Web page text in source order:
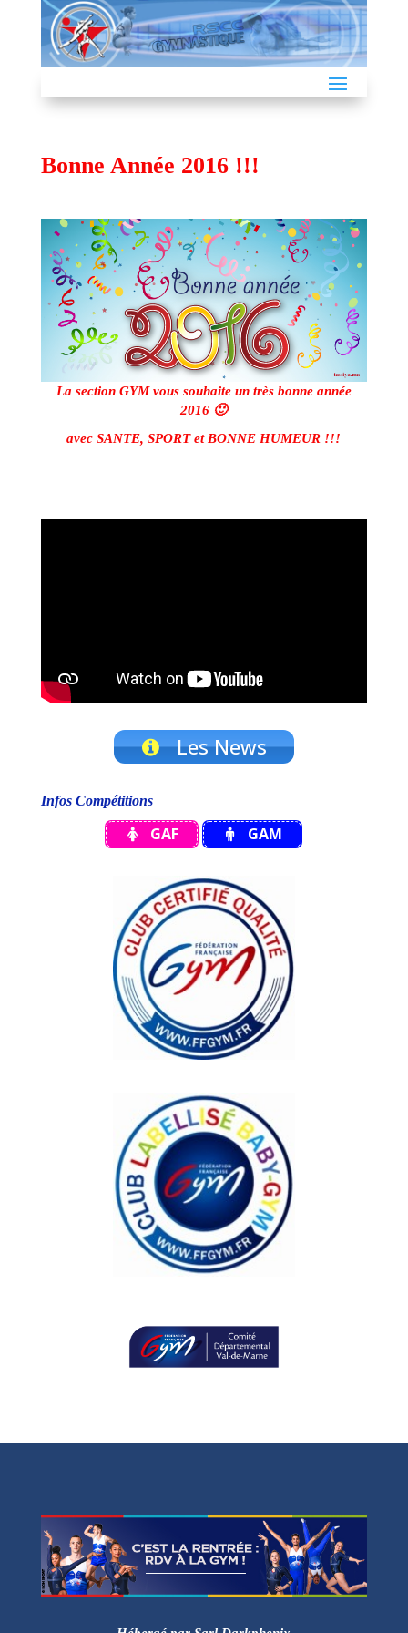
Bonne Année 2016 !!!
La section GYM vous souhaite un très bonne année
2016 🙂
avec SANTE, SPORT et BONNE HUMEUR !!!
Les News
Infos Compétitions
GAF GAM